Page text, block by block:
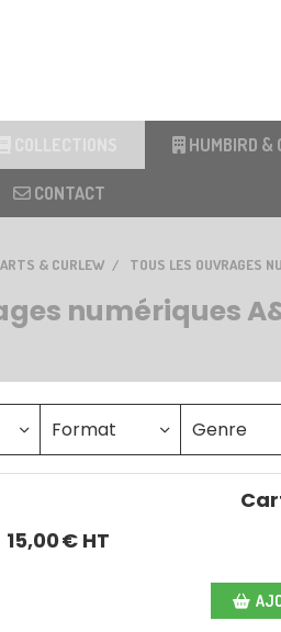
HUMBIRD &
CONTACT
ARTS & CURLEW TOUS LES OUVRAGES
numériques
Format Genre
15,00€ HT